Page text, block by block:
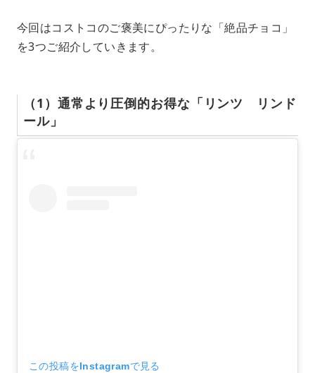
今回はコストコのご褒美にぴったりな「絶品チョコ」
を3つご紹介していきます。
（1）通常より圧倒的お得な「リンツ リンド
ール」
この投稿をInstagramで見る